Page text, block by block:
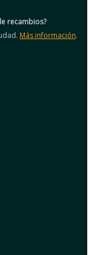
recambios?
Más información.